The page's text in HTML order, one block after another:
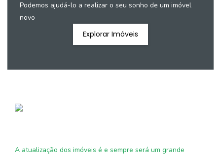
Podemos ajudá-lo a realizar o seu sonho de um imóvel
novo
Explorar Imóveis
A atualização dos imóveis é e sempre será um grande